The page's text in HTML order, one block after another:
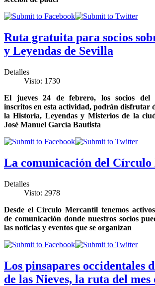
Ruta gratuita para socios
y Leyendas de Sevilla
Detalles
Visto: 1730
El jueves 24 de febrero, los socios del
inscritos en esta actividad, podrán disfrutar
la Historia, Leyendas y Misterios de la
José Manuel García Bautista
La comunicación del
Detalles
Visto: 2978
Desde el Círculo Mercantil tenemos
de comunicación donde nuestros socios
las noticias y eventos que se organizan
Los pinsapares occidentales
de las Nieves, la ruta del mes